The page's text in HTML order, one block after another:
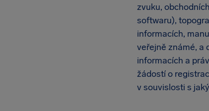
zvuku,
softwaru),
informacích,
veřejně známé, a
informacích a
žádostí o
v souvislosti s